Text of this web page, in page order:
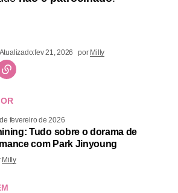
Atualizado:fev 21, 2026 por Milly
fevereiro de 2026
Tudo sobre o dorama de
com Park Jinyoung
Milly